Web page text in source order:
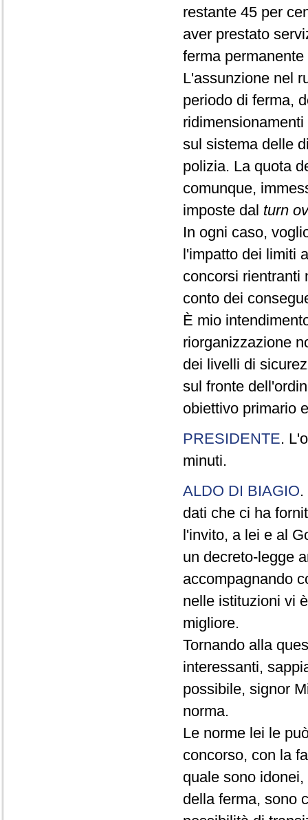
restante 45 per
aver prestato
ferma
L'assunzione nel
periodo di ferma,
sul sistema delle
polizia. La quota
comunque,
imposte dal turn
In ogni caso,
l'impatto dei limiti
concorsi rientranti
conto dei
È mio
riorganizzazione
dei livelli di
sul fronte
obiettivo primario
PRESIDENTE.
minuti.
ALDO DI BIAGIO
dati che ci ha
l'invito, a lei e al
un decreto-legge
accompagnando
nelle istituzioni vi
migliore.
Tornando alla
interessanti,
possibile, signor
norma.
Le norme lei le
concorso, con la
quale sono
della ferma, sono